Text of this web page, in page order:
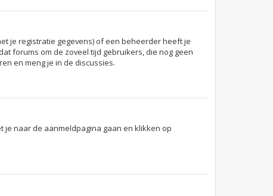
je registratie gegevens) of een beheerder heeft je
forums om de zoveel tijd gebruikers, die nog geen
en meng je in de discussies.
je naar de aanmeldpagina gaan en klikken op